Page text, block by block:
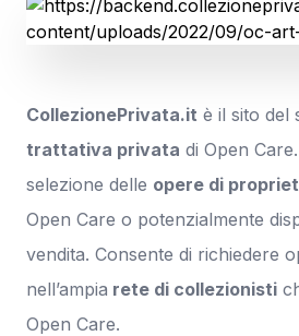
CollezionePrivata.it è il sito del
trattativa privata di Open
selezione delle opere di
Open Care o potenzialmente
vendita. Consente di richiedere
nell’ampia rete di collezionisti
Open Care.